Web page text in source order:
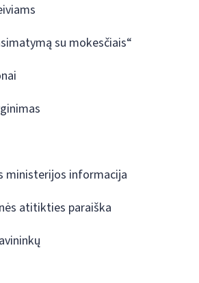
su mokesčiais“
ministerijos informacija
atitikties paraiška